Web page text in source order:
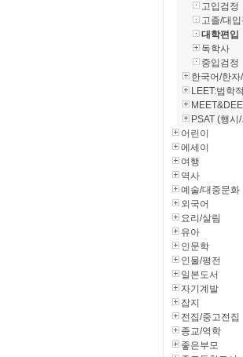
고입검정
고졸/대
대학편입
독학사
중입검정
한국어/한
LEET:법학
PSAT (행시
어린이
에세이
여행
역사
예술/대중문화
외국어
요리/살림
유아
인문학
인물/평전
일본도서
자기계발
잡지
전집/중고전집
종교/역학
좋은부모